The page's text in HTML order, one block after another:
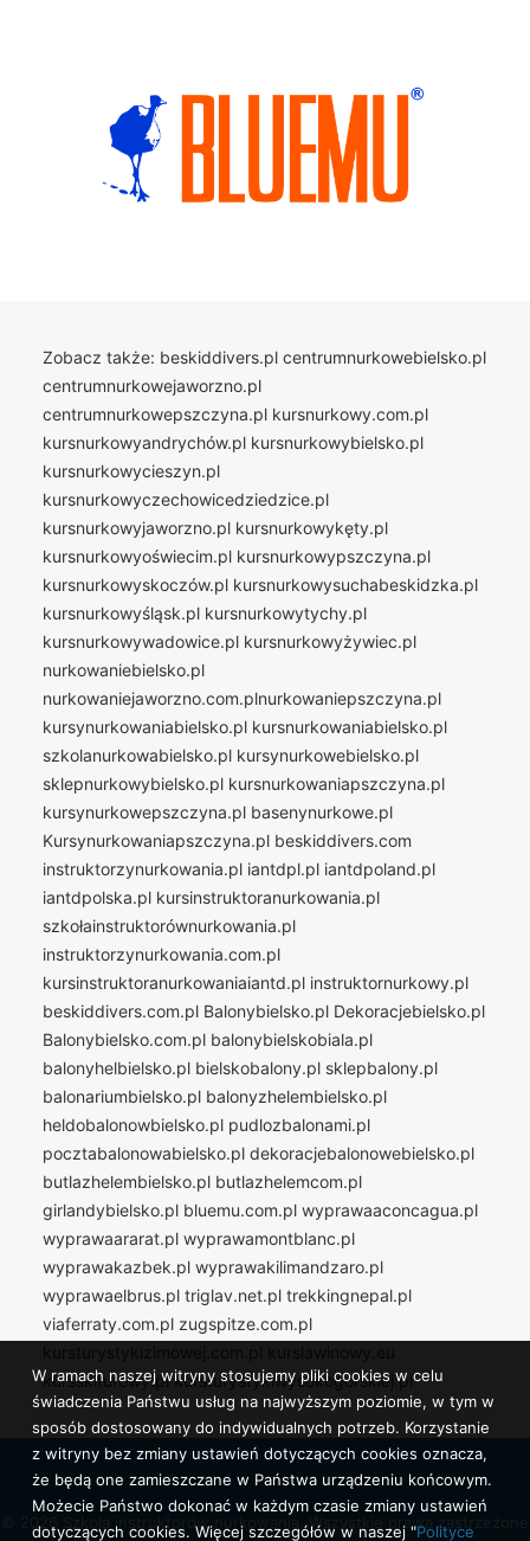
Zobacz także: beskiddivers.pl centrumnurkowebielsko.pl
centrumnurkowejaworzno.pl
centrumnurkowepszczyna.pl kursnurkowy.com.pl
kursnurkowyandrychów.pl kursnurkowybielsko.pl
kursnurkowycieszyn.pl
kursnurkowyczechowicedziedzice.pl
kursnurkowyjaworzno.pl kursnurkowykęty.pl
kursnurkowyoświecim.pl kursnurkowypszczyna.pl
kursnurkowyskoczów.pl kursnurkowysuchabeskidzka.pl
kursnurkowyśląsk.pl kursnurkowytychy.pl
kursnurkowywadowice.pl kursnurkowyżywiec.pl
nurkowaniebielsko.pl
nurkowaniejaworzno.com.plnurkowaniepszczyna.pl
kursynurkowaniabielsko.pl kursnurkowaniabielsko.pl
szkolanurkowabielsko.pl kursynurkowebielsko.pl
sklepnurkowybielsko.pl kursnurkowaniapszczyna.pl
kursynurkowepszczyna.pl basenynurkowe.pl
Kursynurkowaniapszczyna.pl beskiddivers.com
instruktorzynurkowania.pl iantdpl.pl iantdpoland.pl
iantdpolska.pl kursinstruktoranurkowania.pl
szkołainstruktorównurkowania.pl
instruktorzynurkowania.com.pl
kursinstruktoranurkowaniaiantd.pl instruktornurkowy.pl
beskiddivers.com.pl Balonybielsko.pl Dekoracjebielsko.pl
Balonybielsko.com.pl balonybielskobiala.pl
balonyhelbielsko.pl bielskobalony.pl sklepbalony.pl
balonariumbielsko.pl balonyzhelembielsko.pl
heldobalonowbielsko.pl pudlozbalonami.pl
pocztabalonowabielsko.pl dekoracjebalonowebielsko.pl
butlazhelembielsko.pl butlazhelemcom.pl
girlandybielsko.pl bluemu.com.pl wyprawaaconcagua.pl
wyprawaararat.pl wyprawamontblanc.pl
wyprawakazbek.pl wyprawakilimandzaro.pl
wyprawaelbrus.pl triglav.net.pl trekkingnepal.pl
viaferraty.com.pl zugspitze.com.pl
kursskiturowy.pl kursturystykiwysokogorskiej.pl
© 2026 Szkoła instruktorów nurkowania. Wszystkie prawa zastrzeżone
W ramach naszej witryny stosujemy pliki cookies w celu
świadczenia Państwu usług na najwyższym poziomie, w tym w
sposób dostosowany do indywidualnych potrzeb. Korzystanie
z witryny bez zmiany ustawień dotyczących cookies oznacza,
że będą one zamieszczane w Państwa urządzeniu końcowym.
Możecie Państwo dokonać w każdym czasie zmiany ustawień
dotyczących cookies. Więcej szczegółów w naszej "Polityce